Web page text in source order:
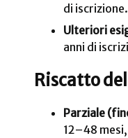
di iscrizione.
Ulteriori
anni di
Riscatto
Parziale
12–48